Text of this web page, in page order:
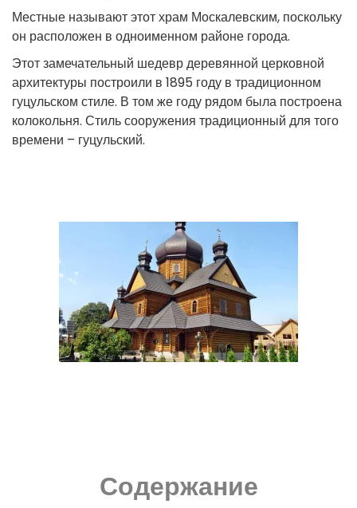
Местные называют этот храм Москалевским, поскольку
он расположен в одноименном районе города.
Этот замечательный шедевр деревянной церковной
архитектуры построили в 1895 году в традиционном
гуцульском стиле. В том же году рядом была построена
колокольня. Стиль сооружения традиционный для того
времени – гуцульский.
Содержание